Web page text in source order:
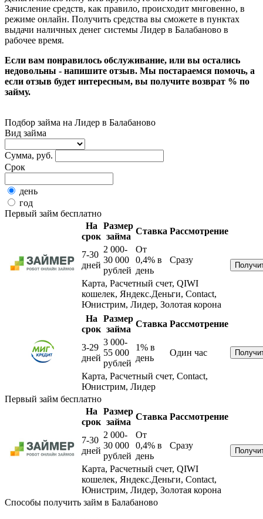
Зачисление средств, как правило, происходит мнговенно, в
режиме онлайн. Получить средства вы сможете в пунктах
выдачи наличных денег системы Лидер в Балабаново в
рабочее время.
Если вам понравилось обслуживание, или вы остались
недовольны - напишите отзыв. Мы постараемся помочь, а
если отзыв будет интересным, вы получите возврат % по
займу.
Подбор займа на Лидер в Балабаново
Вид займа
Сумма, руб.
Срок
день
год
Первый займ бесплатно
На
срок
Размер
займа
Ставка Рассмотрение
7-30
дней
2 000-
30 000
рублей
От
0,4% в
день
Сразу
Карта, Расчетный счет, QIWI
кошелек, Яндекс.Деньги, Contact,
Юнистрим, Лидер, Золотая корона
На
срок
Размер
займа
Ставка Рассмотрение
3-29
дней
3 000-
55 000
рублей
1% в
день
Один час
Карта, Расчетный счет, Contact,
Юнистрим, Лидер
Первый займ бесплатно
На
срок
Размер
займа
Ставка Рассмотрение
7-30
дней
2 000-
30 000
рублей
От
0,4% в
день
Сразу
Карта, Расчетный счет, QIWI
кошелек, Яндекс.Деньги, Contact,
Юнистрим, Лидер, Золотая корона
Способы получить займ в Балабаново